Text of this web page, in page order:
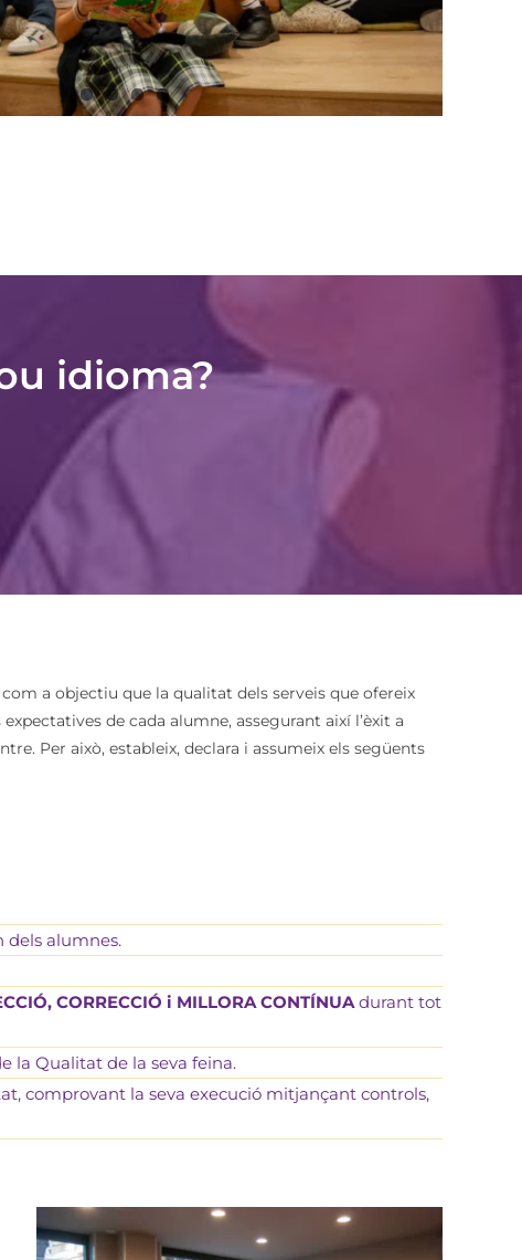
idioma?
a objectiu que la qualitat dels serveis que ofereix
de cada alumne, assegurant així l’èxit a
Per això, estableix, declara i assumeix els següents
dels alumnes.
CORRECCIÓ i MILLORA CONTÍNUAdurant tot
la Qualitat de la seva feina.
comprovant la seva execució mitjançant controls,